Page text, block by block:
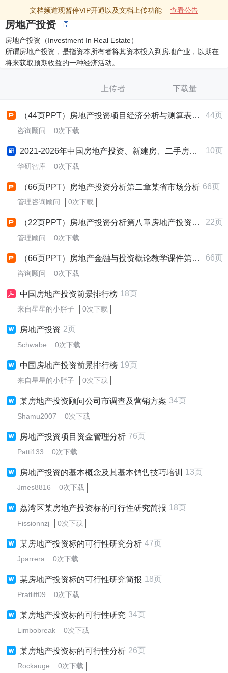
文档频道现暂停VIP开通以及文档上传功能 查看公告
房地产投资
房地产投资（Investment In Real Estate）
所谓房地产投资，是指资本所有者将其资本投入到房地产业，以期在
将来获取预期收益的一种经济活动。
上传者 下载量
（44页PPT）房地产投资项目经济分析与测算表格运用.ppt 44页
咨询顾问 0次下载
2021-2026年中国房地产投资、新建房、二手房买卖市场趋势研究报告 10页
华研智库 0次下载
（66页PPT）房地产投资分析第二章某省市场分析 66页
管理咨询顾问 0次下载
（22页PPT）房地产投资分析第八章房地产投资项目风险分析 22页
管理顾问 0次下载
（66页PPT）房地产金融与投资概论教学课件第十一章房地产投资财务评价 66页
咨询顾问 0次下载
中国房地产投资前景排行榜 18页
来自星星的小胖子 0次下载
房地产投资 2页
Schwabe 0次下载
中国房地产投资前景排行榜 19页
来自星星的小胖子 0次下载
某房地产投资顾问公司市调查及营销方案 34页
Shamu2007 0次下载
房地产投资项目资金管理分析 76页
Patti133 0次下载
房地产投资的基本概念及其基本销售技巧培训 13页
Jmes8816 0次下载
荔湾区某房地产投资标的可行性研究简报 18页
Fissionnzj 0次下载
某房地产投资标的可行性研究分析 47页
Jparrera 0次下载
某房地产投资标的可行性研究简报 18页
Pratliff09 0次下载
某房地产投资标的可行性研究 34页
Limbobreak 0次下载
某房地产投资标的可行性分析 26页
Rockauge 0次下载